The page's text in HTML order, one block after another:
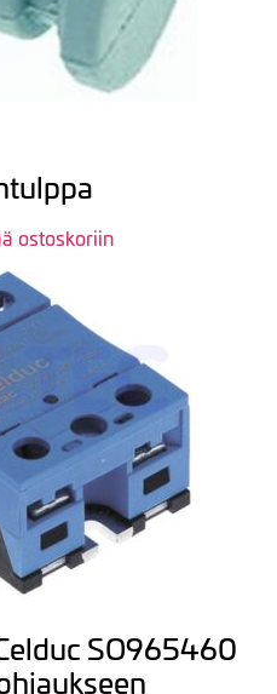
ostoskoriin
SO965460